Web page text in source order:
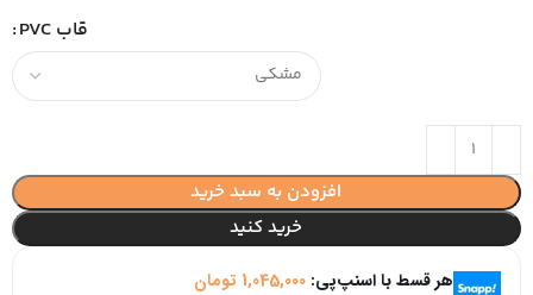
قاب PVC
افزودن به سبد خرید
خرید کنید
هر قسط با اسنپ‌پی:1,045,000 تومان